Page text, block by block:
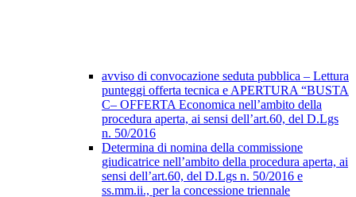
avviso di convocazione seduta pubblica – Lettura
punteggi offerta tecnica e APERTURA “BUSTA
C– OFFERTA Economica nell’ambito della
procedura aperta, ai sensi dell’art.60, del D.Lgs
n. 50/2016
Determina di nomina della commissione
giudicatrice nell’ambito della procedura aperta, ai
sensi dell’art.60, del D.Lgs n. 50/2016 e
ss.mm.ii., per la concessione triennale